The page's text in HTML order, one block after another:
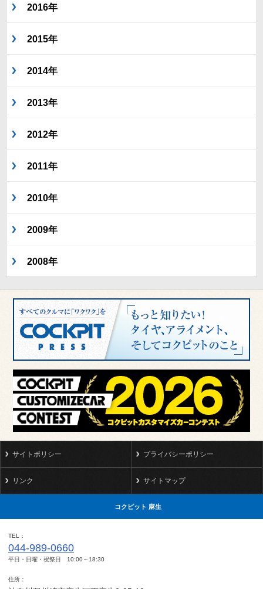
2016年
2015年
2014年
2013年
2012年
2011年
2010年
2009年
2008年
サイトポリシー プライバシーポリシー
リンク サイトマップ
コクピット 麻生
TEL
044-989-0660
平日・日曜・祝祭日 10:00～18:30
住所